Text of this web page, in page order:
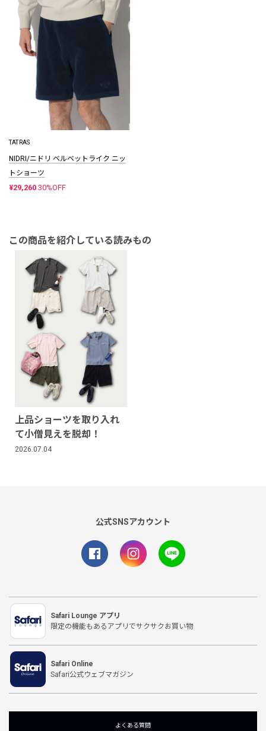
TATRAS
NIDRI/ニドリ ベルベットライク ニッ
トショーツ
¥29,260 30%OFF
この商品を紹介している読みもの
上品ショーツを取り入れ
て小僧見えを脱却！
2026.07.04
公式SNSアカウント
Safari Lounge アプリ
限定の機能もあるアプリでサクサクお買い物
Safari Online
Safari公式ウェブマガジン
よくある質問